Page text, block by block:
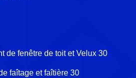
de fenêtre de toit et Velux 30
faîtage et faîtière 30